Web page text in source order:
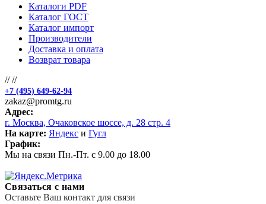
Каталоги PDF
Каталог ГОСТ
Каталог импорт
Производители
Доставка и оплата
Возврат товара
////
+7 (495) 649-62-94
zakaz@promtg.ru
Адрес:
г. Москва, Очаковское шоссе, д. 28 стр. 4
На карте: Яндекс и Гугл
График:
Мы на связи Пн.-Пт. с 9.00 до 18.00
Связаться с нами
Оставьте Ваш контакт для связи